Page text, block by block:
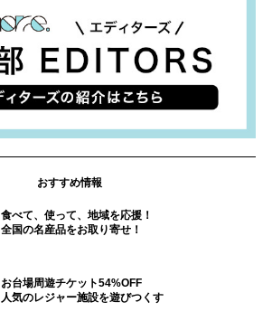
おすすめ情報
食べて、使って、地域を応援！
全国の名産品をお取り寄せ！
お台場周遊チケット54%OFF
人気のレジャー施設を遊びつくす